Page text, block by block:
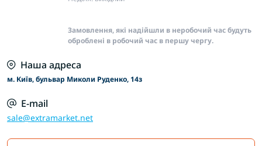
Замовлення, які надійшли в неробочий час будуть
оброблені в робочий час в першу чергу.
Наша адреса
м. Київ, бульвар Миколи Руденко, 14з
E-mail
sale@extramarket.net